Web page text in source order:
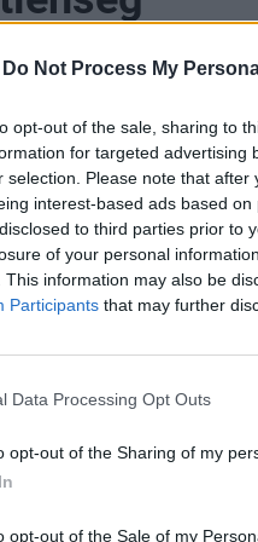
Do Not Process My
opt-out of the sale, sharing to
for targeted advertising
selection. Please note that
interest-based ads based
to third parties prior to
of your personal
This information may also be
Participants that may further
Data Processing Opt Outs
opt-out of the Sharing of my
opt-out of the Sale of my
napelemes
is támogatásnak
a bruttó elszámolás
szerint indokolatlan
Azonban az
még annál is
kapcsolatos
élő betáplálási
el kiróni a tiltást